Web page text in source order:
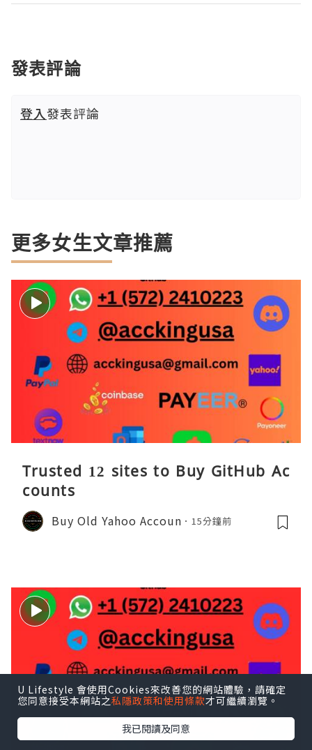
發表評論
登入發表評論
更多女生文章推薦
Trusted 12 sites to Buy GitHub Ac
counts
Buy Old Yahoo Accoun 15分鐘前
U Lifestyle 會使用Cookies來改善您的網站體驗，請確定
您同意接受本網站之私隱政策和使用條款才可繼續瀏覽。
我已閱讀及同意